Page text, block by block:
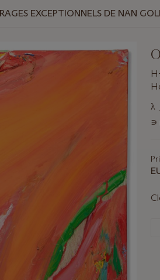
EXCEPTIONNELS DE NAN
λ
∍